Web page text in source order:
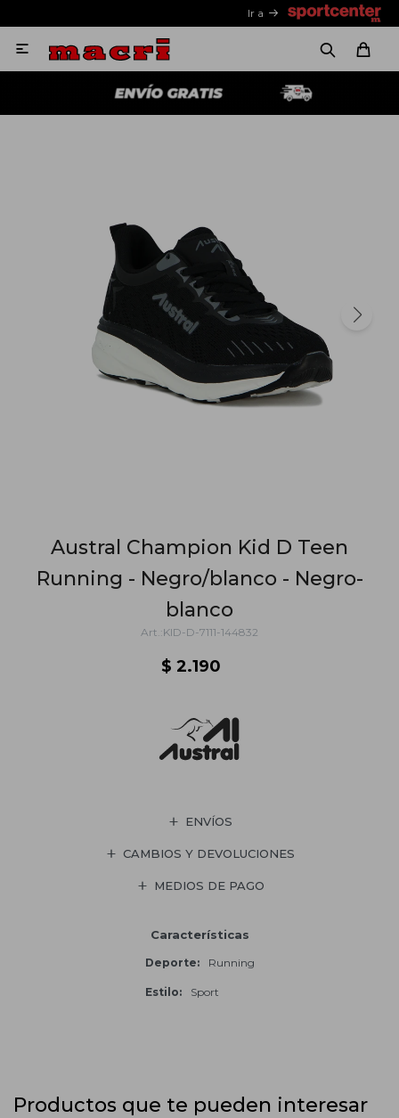
Ir a

Austral Champion Kid D Teen
Running - Negro/blanco - Negro-
blanco
KID-D-7111-144832
$ 2.190
ENVÍOS
CAMBIOS Y DEVOLUCIONES
MEDIOS DE PAGO
Características
Deporte Running
Estilo Sport
Productos que te pueden interesar